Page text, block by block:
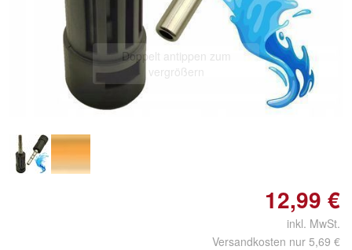
Doppelt antippen zum
vergrößern
12,99 €
inkl. MwSt.
Versandkosten nur 5,69 €